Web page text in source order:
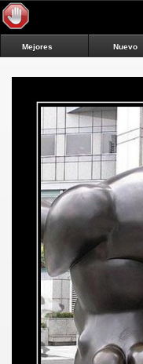
Mejores Nuevo